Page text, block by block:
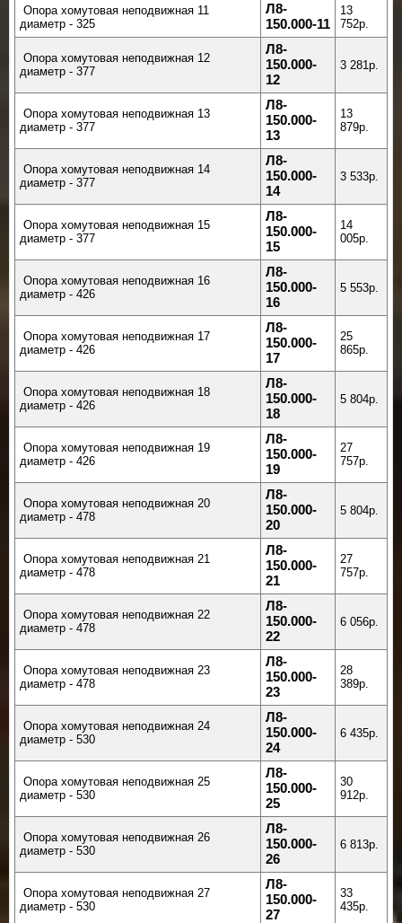
Опора хомутовая неподвижная 11
диаметр - 325
Л8-
150.000-11
13
752р.
Опора хомутовая неподвижная 12
диаметр - 377
Л8-
150.000-
12
3 281р.
Опора хомутовая неподвижная 13
диаметр - 377
Л8-
150.000-
13
13
879р.
Опора хомутовая неподвижная 14
диаметр - 377
Л8-
150.000-
14
3 533р.
Опора хомутовая неподвижная 15
диаметр - 377
Л8-
150.000-
15
14
005р.
Опора хомутовая неподвижная 16
диаметр - 426
Л8-
150.000-
16
5 553р.
Опора хомутовая неподвижная 17
диаметр - 426
Л8-
150.000-
17
25
865р.
Опора хомутовая неподвижная 18
диаметр - 426
Л8-
150.000-
18
5 804р.
Опора хомутовая неподвижная 19
диаметр - 426
Л8-
150.000-
19
27
757р.
Опора хомутовая неподвижная 20
диаметр - 478
Л8-
150.000-
20
5 804р.
Опора хомутовая неподвижная 21
диаметр - 478
Л8-
150.000-
21
27
757р.
Опора хомутовая неподвижная 22
диаметр - 478
Л8-
150.000-
22
6 056р.
Опора хомутовая неподвижная 23
диаметр - 478
Л8-
150.000-
23
28
389р.
Опора хомутовая неподвижная 24
диаметр - 530
Л8-
150.000-
24
6 435р.
Опора хомутовая неподвижная 25
диаметр - 530
Л8-
150.000-
25
30
912р.
Опора хомутовая неподвижная 26
диаметр - 530
Л8-
150.000-
26
6 813р.
Опора хомутовая неподвижная 27
диаметр - 530
Л8-
150.000-
27
33
435р.